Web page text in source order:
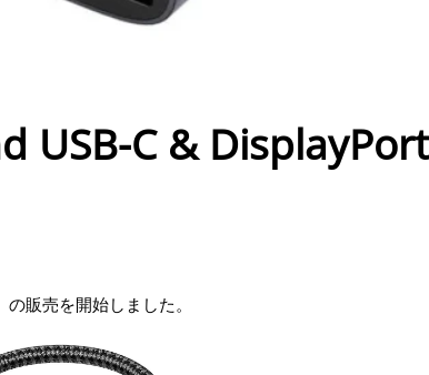
USB-C &
販売を開始しました。